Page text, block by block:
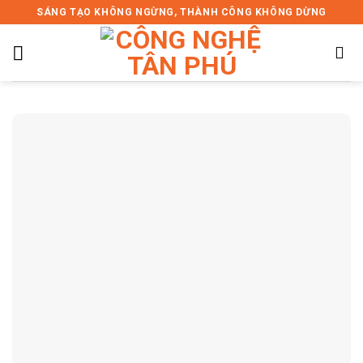
to
content
SÁNG TẠO KHÔNG NGỪNG, THÀNH CÔNG KHÔNG DỪNG